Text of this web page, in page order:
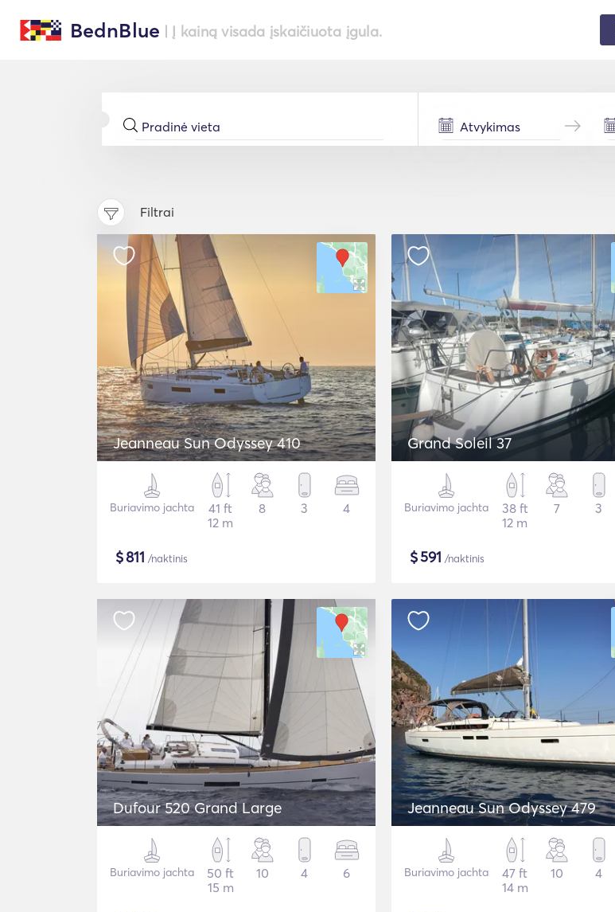
BednBlue | Į kainą visada įskaičiuota įgula.
Filtrai
Jeanneau Sun Odyssey 410
Buriavimo jachta
41 ft
12 m
8 3 4
$811 /naktinis
Grand Soleil 37
Buriavimo jachta
38 ft
12 m
7 3
$591 /naktinis
Dufour 520 Grand Large
Buriavimo jachta
50 ft
15 m
10 4 6
Jeanneau Sun Odyssey 479
Buriavimo jachta
47 ft
14 m
10 4